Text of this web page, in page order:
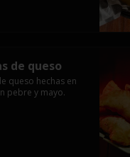
de queso
queso hechas en
pebre y mayo.